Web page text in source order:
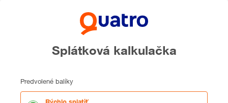
Splátková kalkulačka
Predvolené balíky